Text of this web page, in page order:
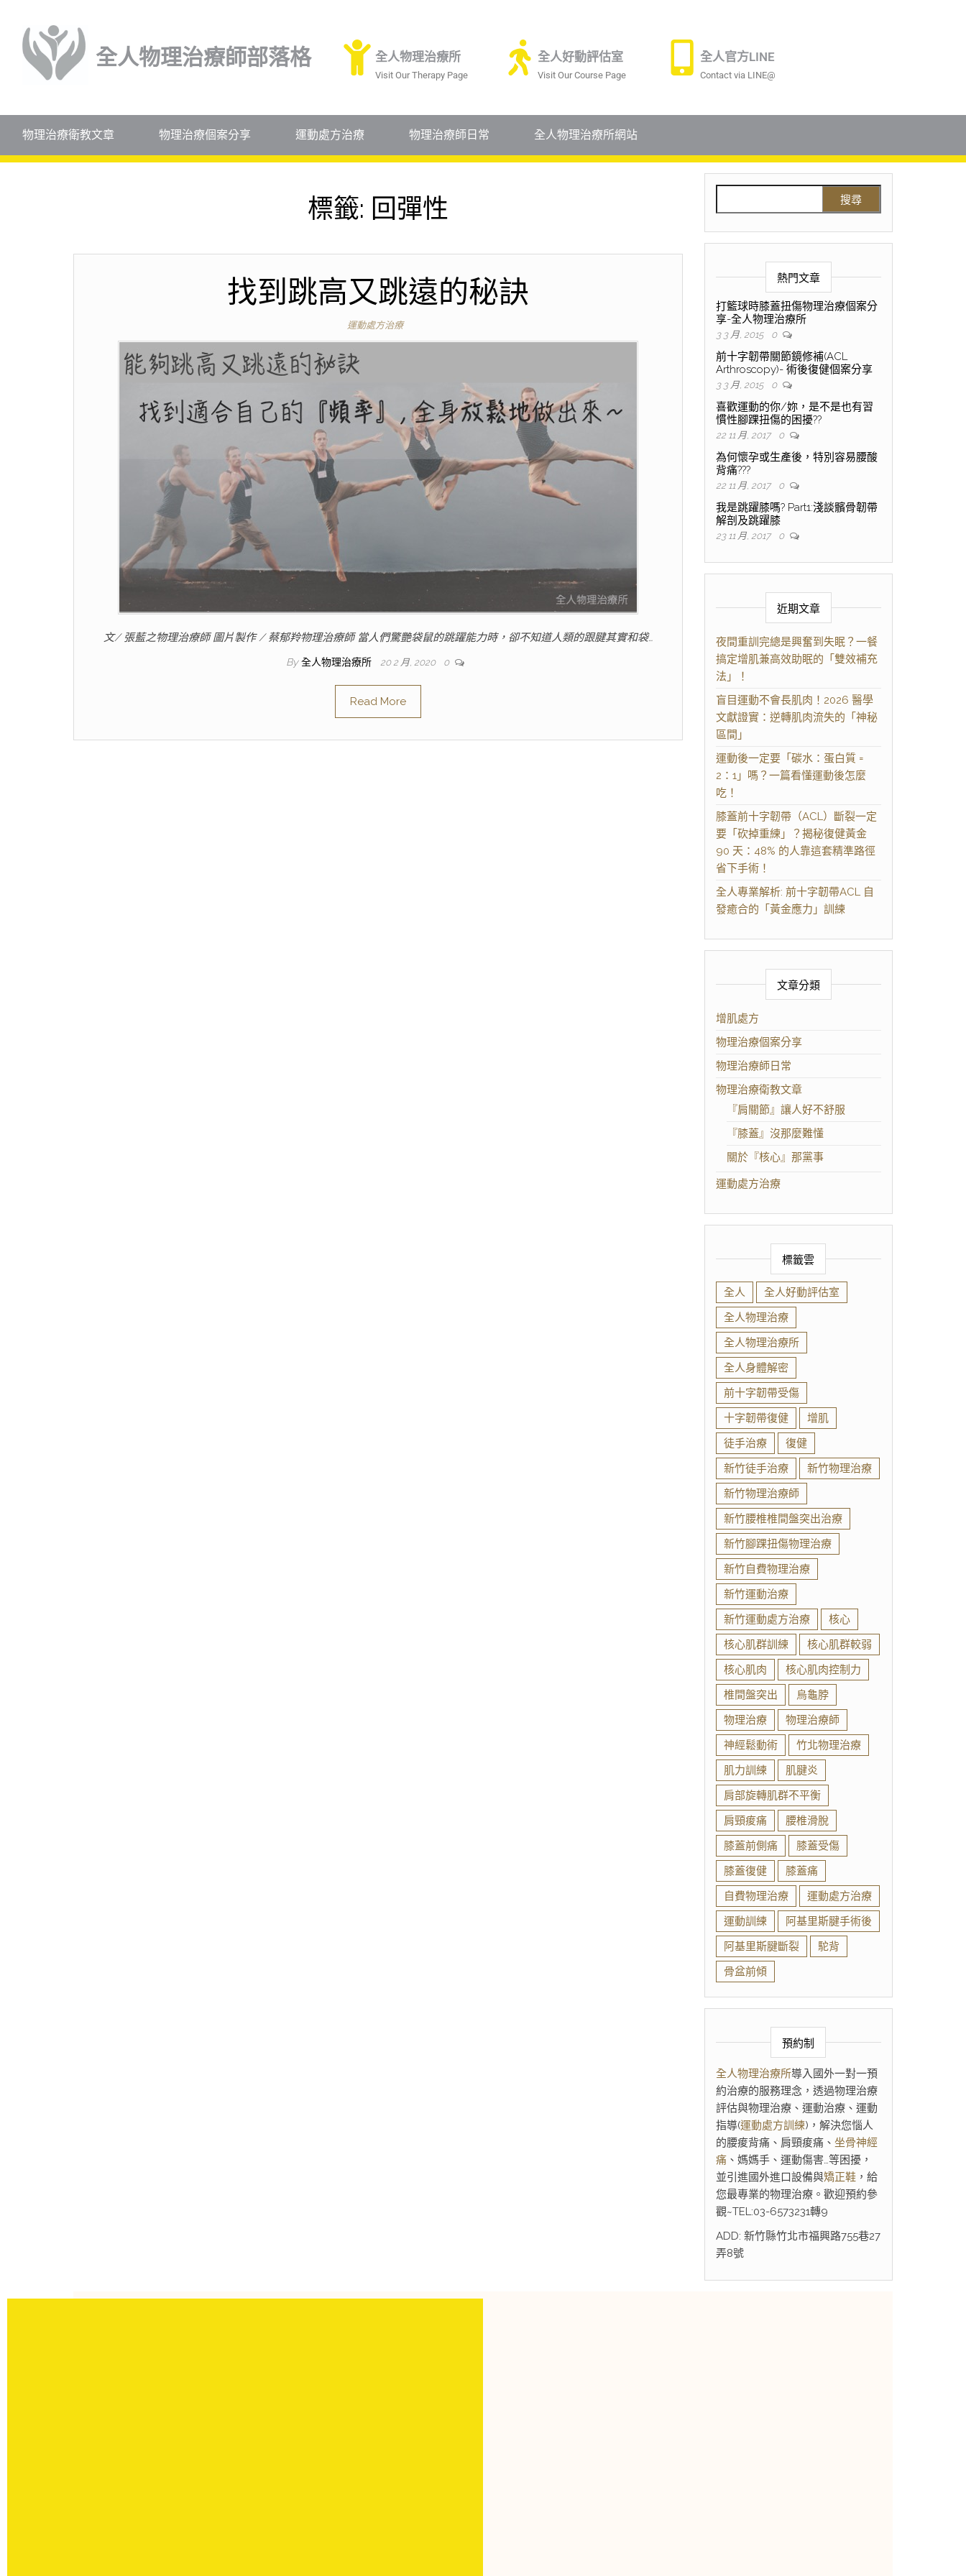
全人物理治療師部落格 全人物理治療所
Visit Our Therapy Page
全人好動評估室
Visit Our Course Page
全人官方LINE
Contact via LINE@
物理治療衛教文章 物理治療個案分享 運動處方治療 物理治療師日常 全人物理治療所網站
標籤: 回彈性
找到跳高又跳遠的秘訣
運動處方治療
文/ 張藍之物理治療師 圖片製作 / 蔡郁羚物理治療師 當人們驚艷袋鼠的跳躍能力時，卻不知道人類的跟腱其實和袋…
By 全人物理治療所 20 2 月, 2020 0
Read More
熱門文章
打籃球時膝蓋扭傷物理治療個案分
享-全人物理治療所
3 3 月, 2015 0
前十字韌帶關節鏡修補(ACL
Arthroscopy)- 術後復健個案分享
3 3 月, 2015 0
喜歡運動的你/妳，是不是也有習
慣性腳踝扭傷的困擾??
22 11 月, 2017 0
為何懷孕或生產後，特別容易腰酸
背痛???
22 11 月, 2017 0
我是跳躍膝嗎? Part1:淺談髕骨韌帶
解剖及跳躍膝
23 11 月, 2017 0
近期文章
夜間重訓完總是興奮到失眠？一餐
搞定增肌兼高效助眠的「雙效補充
法」！
盲目運動不會長肌肉！2026 醫學
文獻證實：逆轉肌肉流失的「神秘
區間」
運動後一定要「碳水：蛋白質 =
2：1」嗎？一篇看懂運動後怎麼
吃！
膝蓋前十字韌帶（ACL）斷裂一定
要「砍掉重練」？揭秘復健黃金
90 天：48% 的人靠這套精準路徑
省下手術！
全人專業解析: 前十字韌帶ACL 自
發癒合的「黃金應力」訓練
文章分類
增肌處方
物理治療個案分享
物理治療師日常
物理治療衛教文章
『肩關節』讓人好不舒服
『膝蓋』沒那麼難懂
關於『核心』那黨事
運動處方治療
標籤雲
全人
全人好動評估室
全人物理治療
全人物理治療所
全人身體解密
前十字韌帶受傷
十字韌帶復健
增肌
徒手治療
復健
新竹徒手治療
新竹物理治療
新竹物理治療師
新竹腰椎椎間盤突出治療
新竹腳踝扭傷物理治療
新竹自費物理治療
新竹運動治療
新竹運動處方治療
核心
核心肌群訓練
核心肌群較弱
核心肌肉
核心肌肉控制力
椎間盤突出
烏龜脖
物理治療
物理治療師
神經鬆動術
竹北物理治療
肌力訓練
肌腱炎
肩部旋轉肌群不平衡
肩頸痠痛
腰椎滑脫
膝蓋前側痛
膝蓋受傷
膝蓋復健
膝蓋痛
自費物理治療
運動處方治療
運動訓練
阿基里斯腱手術後
阿基里斯腱斷裂
駝背
骨盆前傾
預約制
全人物理治療所導入國外一對一預
約治療的服務理念，透過物理治療
評估與物理治療、運動治療、運動
指導(運動處方訓練)，解決您惱人
的腰痠背痛、肩頸痠痛、 坐骨神經
痛、媽媽手、運動傷害…等困擾，
並引進國外進口設備與矯正鞋，給
您最專業的物理治療。歡迎預約參
觀~TEL:03-6573231轉9
ADD: 新竹縣竹北市福興路755巷27
弄8號